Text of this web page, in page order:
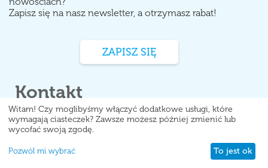
Zapisz się na nasz newsletter, a otrzymasz rabat!
ZAPISZ SIĘ
Kontakt
Serdecznie zapraszamy do kontaktu pon - pt w
godzinach 8:00-18:00.
Witam! Czy moglibyśmy włączyć dodatkowe usługi, które
wymagają ciasteczek? Zawsze możesz później zmienić lub
wycofać swoją zgodę.
Pozwól mi wybrać To jest ok